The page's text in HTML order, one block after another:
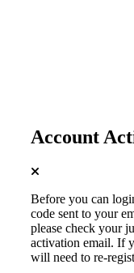
Account
Before you can
code sent to your
please check your
activation email. If
will need to re-